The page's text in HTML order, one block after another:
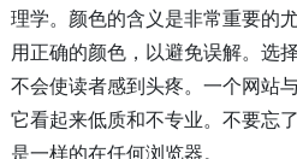
理学。颜色的含义是非常重要的
用正确的颜色，以避免误解。选
不会使读者感到头疼。一个网站
它看起来低质和不专业。不要忘
是一样的在任何浏览器。